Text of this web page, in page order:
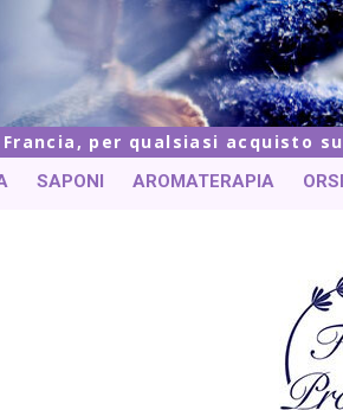
Francia, per qualsiasi acquisto
SAPONI AROMATERAPIA